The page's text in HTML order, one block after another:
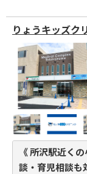
りょうキッズク
《 所沢駅近く
談・育児相談も